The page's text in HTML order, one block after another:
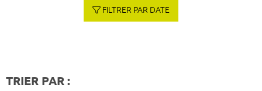
FILTRER PAR DATE
TRIER PAR :